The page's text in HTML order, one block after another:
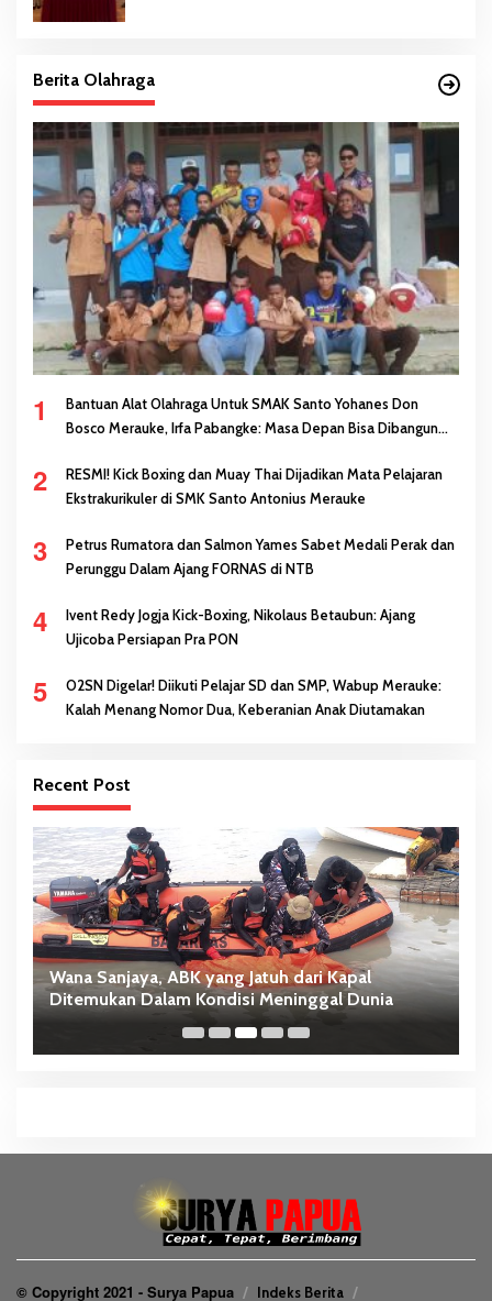
Berita Olahraga
1
Bantuan Alat Olahraga Untuk SMAK Santo Yohanes Don
Bosco Merauke, Irfa Pabangke: Masa Depan Bisa Dibangun
2
RESMI! Kick Boxing dan Muay Thai Dijadikan Mata Pelajaran
Ekstrakurikuler di SMK Santo Antonius Merauke
3
Petrus Rumatora dan Salmon Yames Sabet Medali Perak dan
Perunggu Dalam Ajang FORNAS di NTB
4
Ivent Redy Jogja Kick-Boxing, Nikolaus Betaubun: Ajang
Ujicoba Persiapan Pra PON
5
O2SN Digelar! Diikuti Pelajar SD dan SMP, Wabup Merauke:
Kalah Menang Nomor Dua, Keberanian Anak Diutamakan
Recent Post
Wana Sanjaya, ABK yang Jatuh dari Kapal
Ditemukan Dalam Kondisi Meninggal Dunia
© Copyright 2021 - Surya Papua Indeks Berita